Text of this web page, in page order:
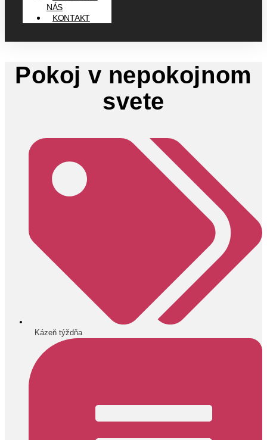
NÁS
KONTAKT
Pokoj v nepokojnom
svete
Kázeň týždňa